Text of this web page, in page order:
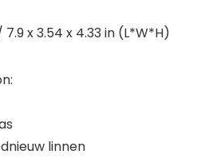
x 3.54 x 4.33 in (L*W*H)
linnen